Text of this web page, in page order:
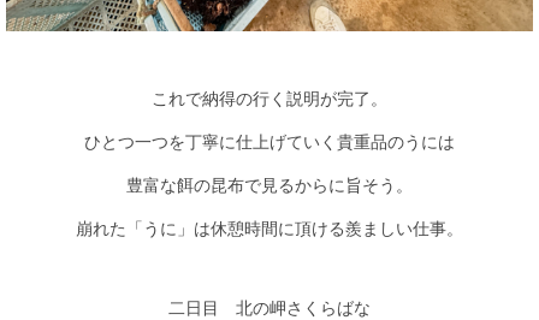
これで納得の行く説明が完了。
ひとつ一つを丁寧に仕上げていく貴重品のうには
豊富な餌の昆布で見るからに旨そう。
崩れた「うに」は休憩時間に頂ける羨ましい仕事。
二日目 北の岬さくらばな